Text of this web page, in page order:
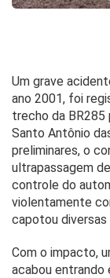
Um grave
ano 2001, foi
trecho da
Santo Antônio
preliminares, o
ultrapassagem
controle do
violentamente
capotou diversas
Com o impacto,
acabou entrando